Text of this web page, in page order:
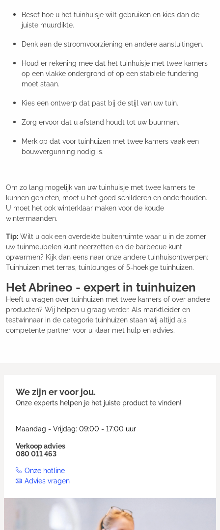
Besef hoe u het tuinhuisje wilt gebruiken en kies dan de
juiste muurdikte.
Denk aan de stroomvoorziening en andere aansluitingen.
Houd er rekening mee dat het tuinhuisje met twee kamers
op een vlakke ondergrond of op een stabiele fundering
moet staan.
Kies een ontwerp dat past bij de stijl van uw tuin.
Zorg ervoor dat u afstand houdt tot uw buurman.
Merk op dat voor tuinhuizen met twee kamers vaak een
bouwvergunning nodig is.
Om zo lang mogelijk van uw tuinhuisje met twee kamers te
kunnen genieten, moet u het goed schilderen en onderhouden.
U moet het ook winterklaar maken voor de koude
wintermaanden.
Tip: Wilt u ook een overdekte buitenruimte waar u in de zomer
uw tuinmeubelen kunt neerzetten en de barbecue kunt
opwarmen? Kijk dan eens naar onze andere tuinhuisontwerpen:
Tuinhuizen met terras, tuinlounges of 5-hoekige tuinhuizen.
Het Abrineo - expert in tuinhuizen
Heeft u vragen over tuinhuizen met twee kamers of over andere
producten? Wij helpen u graag verder. Als marktleider en
testwinnaar in de categorie tuinhuizen staan wij altijd als
competente partner voor u klaar met hulp en advies.
We zijn er voor jou.
Onze experts helpen je het juiste product te vinden!
Maandag - Vrijdag: 09:00 - 17:00 uur
Verkoop advies
080 011 463
Onze hotline
Advies vragen